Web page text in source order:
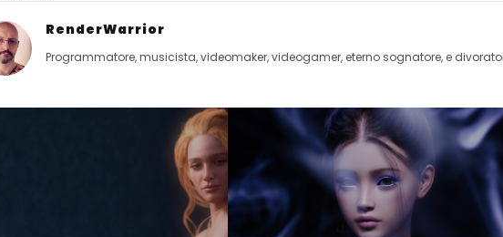
RenderWarrior
Programmatore, musicista, videomaker, videogamer, eterno sognatore, e